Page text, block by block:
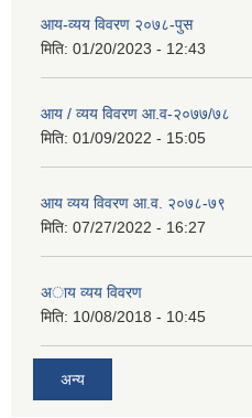
आय-व्यय विवरण २०७८-पुस
मिति: 01/20/2023 - 12:43
आय / व्यय विवरण आ.व-२०७७/७८
मिति: 01/09/2022 - 15:05
आय व्यय विवरण आ.व. २०७८-७९
मिति: 07/27/2022 - 16:27
अाय व्यय विवरण
मिति: 10/08/2018 - 10:45
अन्य